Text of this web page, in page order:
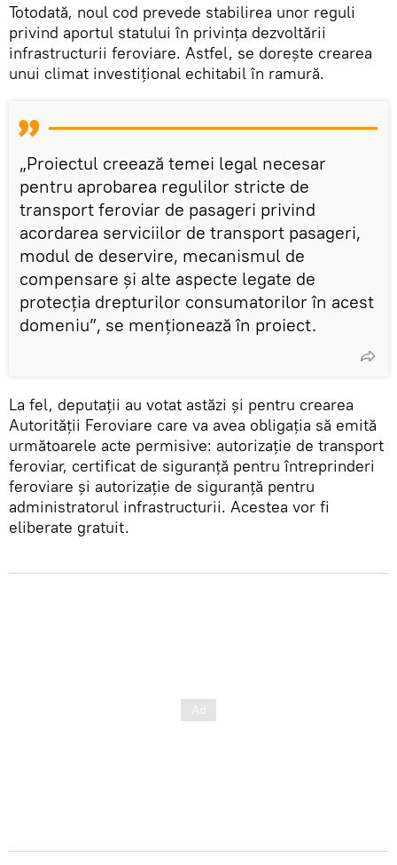
Totodată, noul cod prevede stabilirea unor reguli
privind aportul statului în privința dezvoltării
infrastructurii feroviare. Astfel, se dorește crearea
unui climat investițional echitabil în ramură.
„Proiectul creează temei legal necesar
pentru aprobarea regulilor stricte de
transport feroviar de pasageri privind
acordarea serviciilor de transport pasageri,
modul de deservire, mecanismul de
compensare și alte aspecte legate de
protecția drepturilor consumatorilor în acest
domeniu”, se menționează în proiect.
La fel, deputații au votat astăzi și pentru crearea
Autorității Feroviare care va avea obligația să emită
următoarele acte permisive: autorizație de transport
feroviar, certificat de siguranță pentru întreprinderi
feroviare și autorizație de siguranță pentru
administratorul infrastructurii. Acestea vor fi
eliberate gratuit.